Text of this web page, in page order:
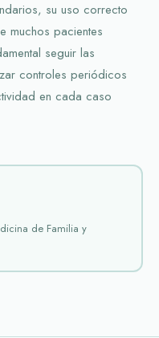
su uso correcto
muchos pacientes
seguir las
controles periódicos
en cada caso
de Familia y